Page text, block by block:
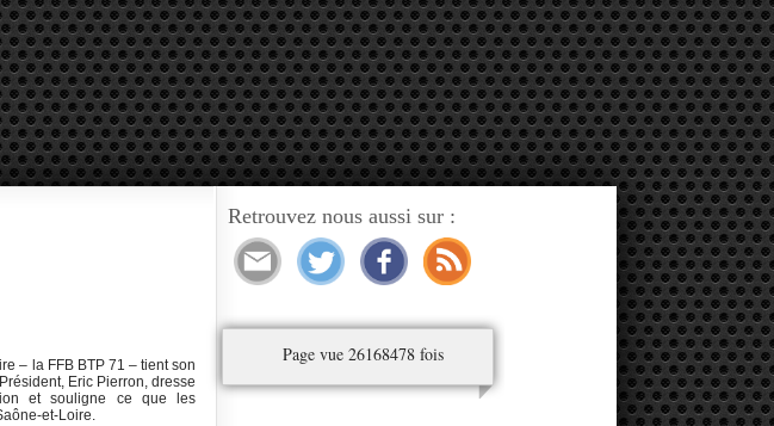
– la FFB BTP 71 – tient son
Eric Pierron, dresse
et souligne ce que les
et-Loire.
Retrouvez nous aussi sur :
Page vue 26168478 fois